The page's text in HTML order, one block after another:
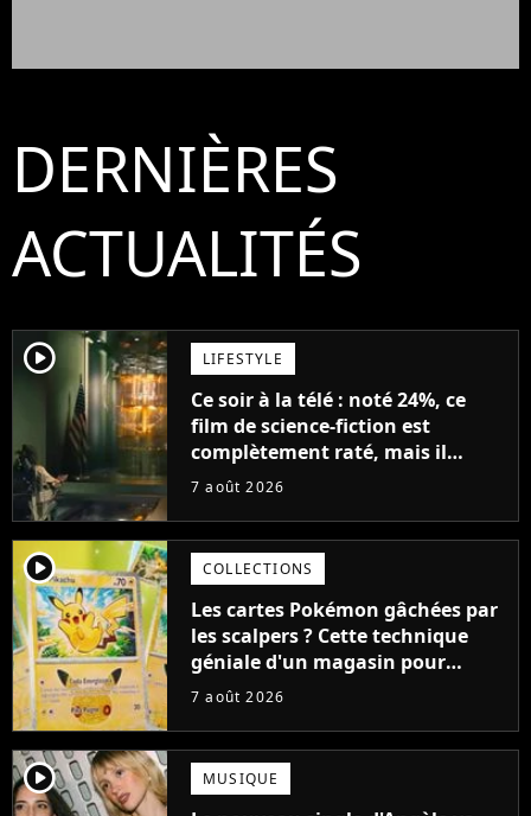
DERNIÈRES
ACTUALITÉS
player2 LIFESTYLE
Ce soir à la télé : noté 24%, ce
film de science-fiction est
complètement raté, mais il
aurait pu être encore pire à
7 août 2026
player2 COLLECTIONS
Les cartes Pokémon gâchées par
les scalpers ? Cette technique
géniale d'un magasin pour
ruiner les revendeurs
7 août 2026
player2 MUSIQUE